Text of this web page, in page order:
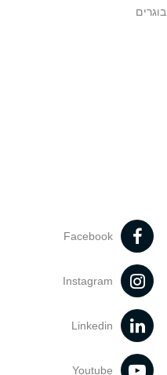
בוגרים
Facebook
Instagram
Linkedin
Youtube